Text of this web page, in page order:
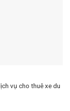
vụ cho thuê xe du